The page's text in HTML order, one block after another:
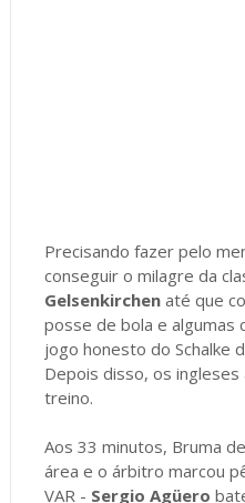
Precisando fazer pelo
conseguir o milagre da
Gelsenkirchenaté que
posse de bola e algumas
jogo honesto do Schalke
Depois disso, os
treino.
Aos 33 minutos, Bruma
área e o árbitro marcou
VAR - Sergio Agüero